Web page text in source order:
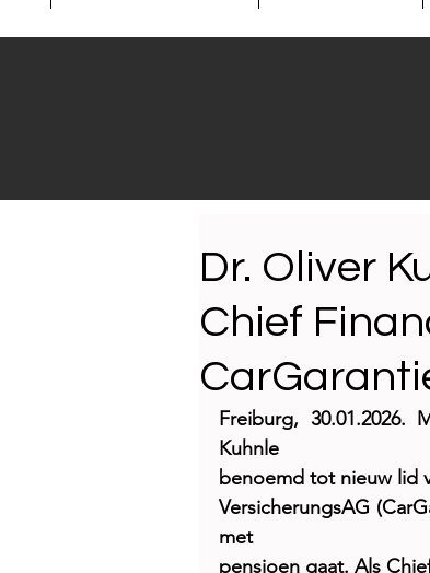
Reportages
Dr. Oliver
Chief
Freiburg,
Kuhnle
benoemd tot nieuw lid
VersicherungsAG
met
pensioen gaat. Als